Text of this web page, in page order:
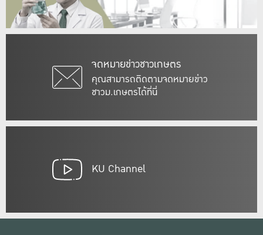
จดหมายข่าวชาวเกษตร
คุณสามารถติดตามจดหมายข่าว
ชาวม.เกษตรได้ที่นี่
KU Channel